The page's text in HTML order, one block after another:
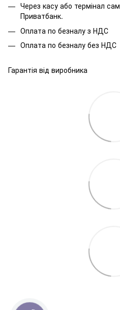
Через касу або термінал
Приватбанк.
Оплата по безналу з НДС
Оплата по безналу без НДС
Гарантія від виробника